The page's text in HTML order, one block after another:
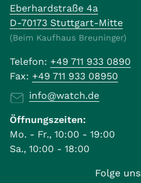
Eberhardstraße 4a
D-70173 Stuttgart-Mitte
(Beim Kaufhaus Breuninger)
Telefon: +49 711 933 0890
Fax: +49 711 933 08950
info@watch.de
Öffnungszeiten:
Mo. - Fr., 10:00 - 19:00
Sa., 10:00 - 18:00
Folge uns